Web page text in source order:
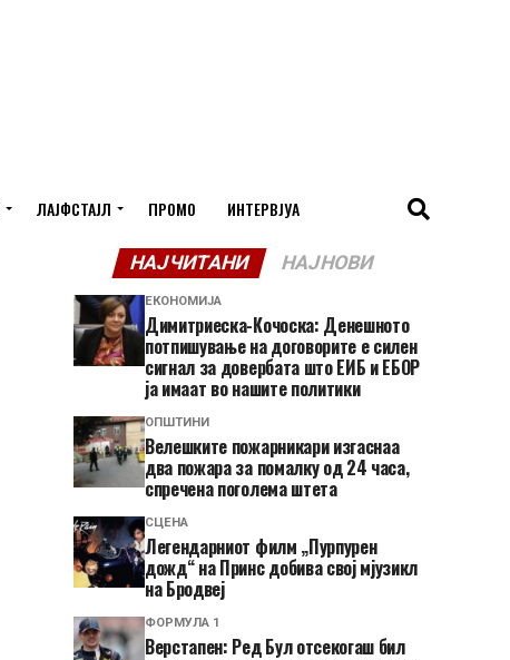
ЛАЈФСТАЈЛ ПРОМО ИНТЕРВЈУА
НАЈЧИТАНИ НАЈНОВИ
ЕКОНОМИЈА
Димитриеска-Кочоска: Денешното
потпишување на договорите е силен
сигнал за довербата што ЕИБ и ЕБОР
ја имаат во нашите политики
ОПШТИНИ
Велешките пожарникари изгаснаа
два пожара за помалку од 24 часа,
спречена поголема штета
СЦЕНА
Легендарниот филм „Пурпурен
дожд“ на Принс добива свој мјузикл
на Бродвеј
ФОРМУЛА 1
Верстапен: Ред Бул отсекогаш бил